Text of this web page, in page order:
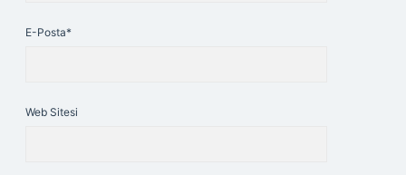
E-Posta*
Web Sitesi